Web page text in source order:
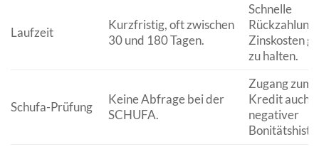
Laufzeit
Kurzfristig, oft zwischen
30 und 180 Tagen.
Schnelle
Zinskosten
zu halten.
Schufa-Prüfung
Keine Abfrage bei der
SCHUFA.
Zugang zum
Kredit auch
negativer